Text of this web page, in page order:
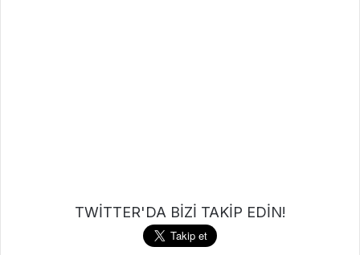
TWİTTER'DA BİZİ TAKİP EDİN!